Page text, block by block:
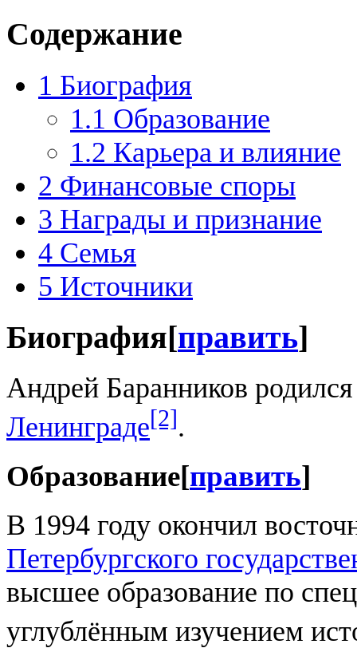
Содержание
1 Биография
1.1 Образование
1.2 Карьера и влияние
2 Финансовые споры
3 Награды и признание
4 Семья
5 Источники
Биография[править]
Андрей Баранников родился
Ленинграде[2].
Образование[править]
В 1994 году окончил
Петербургского
высшее образование по
углублённым изучением